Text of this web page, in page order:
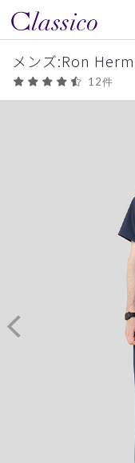
メンズ:Ron
12件